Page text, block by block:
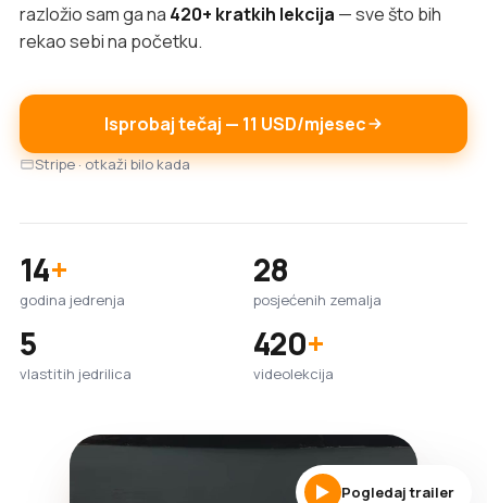
razložio sam ga na 420+ kratkih lekcija — sve što bih
rekao sebi na početku.
Isprobaj tečaj — 11 USD/mjesec
Stripe · otkaži bilo kada
14+
godina jedrenja
28
posjećenih zemalja
5
vlastitih jedrilica
420+
videolekcija
Pogledaj trailer